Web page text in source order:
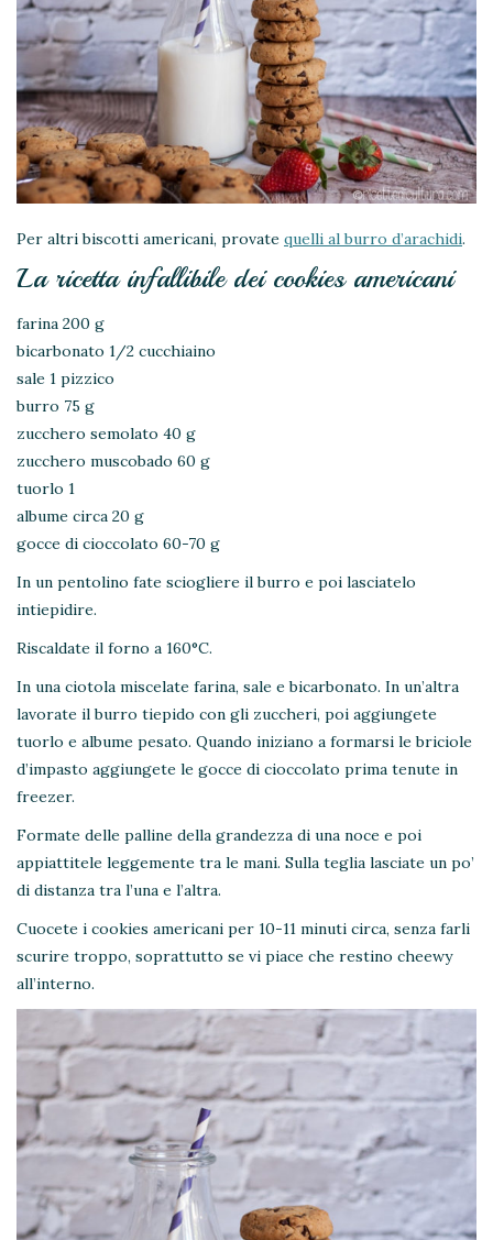
Per altri biscotti americani, provate quelli al burro d’arachidi.
La ricetta infallibile dei cookies americani
farina 200 g
bicarbonato 1/2 cucchiaino
sale 1 pizzico
burro 75 g
zucchero semolato 40 g
zucchero muscobado 60 g
tuorlo 1
albume circa 20 g
gocce di cioccolato 60-70 g
In un pentolino fate sciogliere il burro e poi lasciatelo
intiepidire.
Riscaldate il forno a 160°C.
In una ciotola miscelate farina, sale e bicarbonato. In un’altra
lavorate il burro tiepido con gli zuccheri, poi aggiungete
tuorlo e albume pesato. Quando iniziano a formarsi le briciole
d’impasto aggiungete le gocce di cioccolato prima tenute in
freezer.
Formate delle palline della grandezza di una noce e poi
appiattitele leggemente tra le mani. Sulla teglia lasciate un po’
di distanza tra l’una e l’altra.
Cuocete i cookies americani per 10-11 minuti circa, senza farli
scurire troppo, soprattutto se vi piace che restino cheewy
all’interno.